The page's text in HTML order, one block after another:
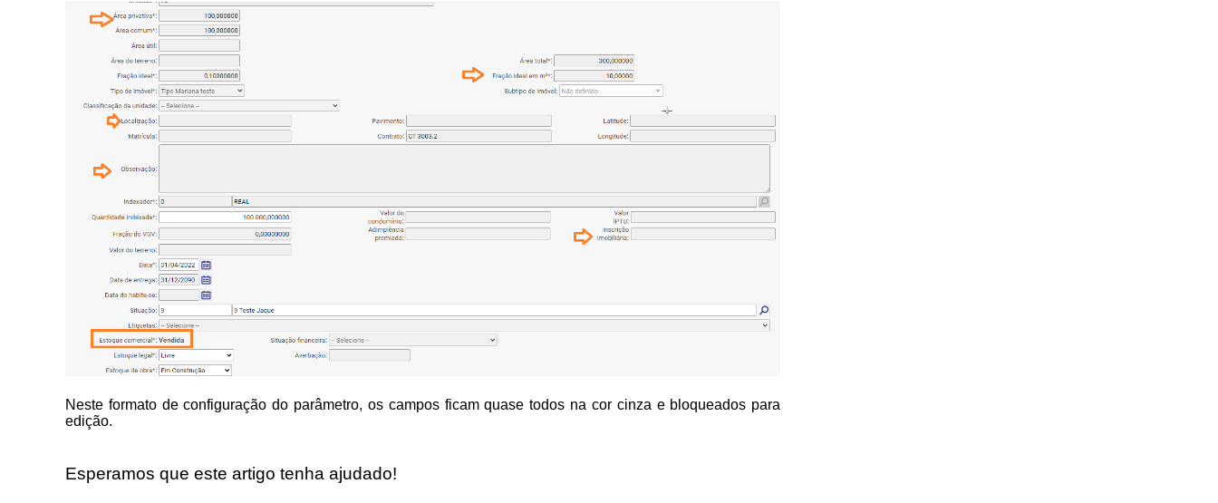
Neste formato de configuração do parâmetro, os campos ficam quase todos na cor cinza e bloqueados para
edição.
Esperamos que este artigo tenha ajudado!